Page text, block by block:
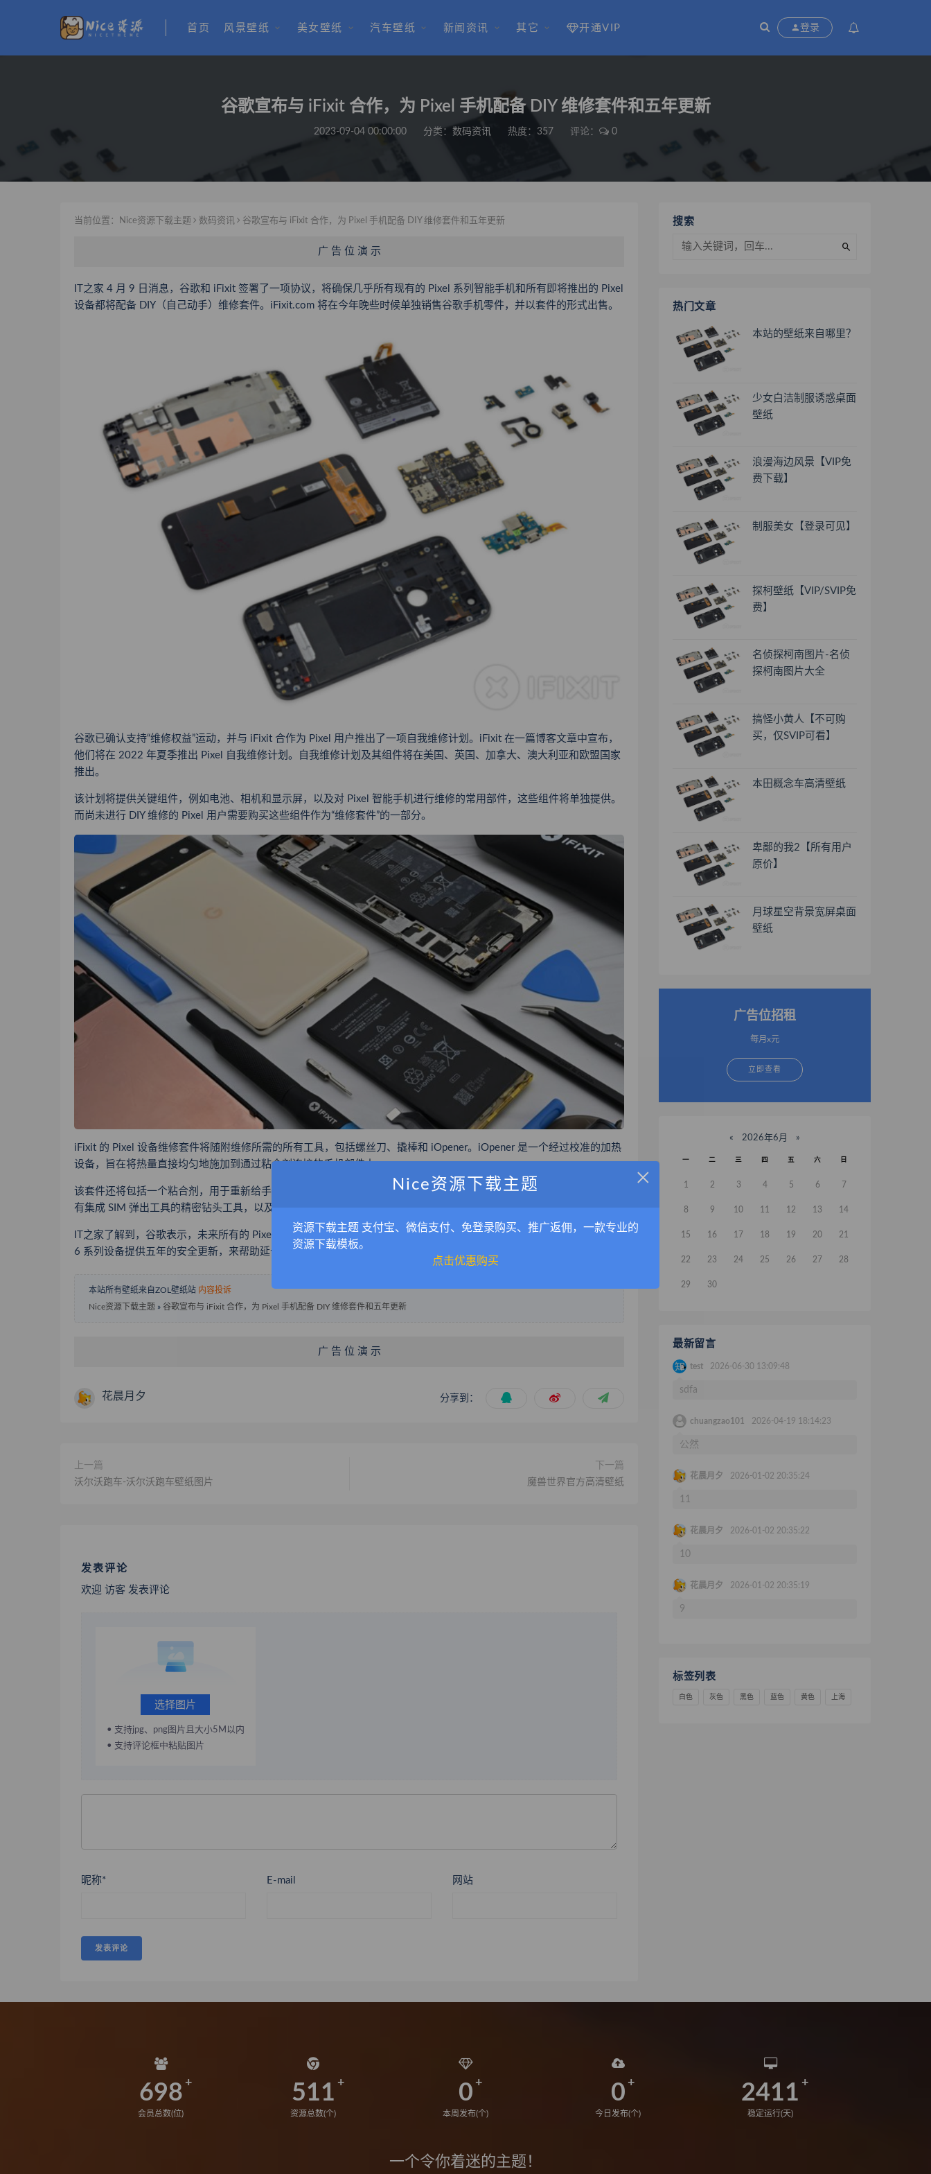
首页 风景壁纸 美女壁纸 汽车壁纸 新闻资讯 其它 开通VIP 登录
谷歌宣布与 iFixit 合作，为 Pixel 手机配备 DIY 维修套件和五年更新
2023-09-04 00:00:00 分类： 数码资讯 热度：357 评论： 0
当前位置： Nice资源下载主题 数码资讯 谷歌宣布与 iFixit 合作，为 Pixel 手机配备 DIY 维修套件和五年更新
广 告 位 演 示
IT之家 4 月 9 日消息，谷歌和 iFixit 签署了一项协议，将确保几乎所有现有的 Pixel 系列智能手机和所有即将推出的 Pixel
设备都将配备 DIY（自己动手）维修套件。iFixit.com 将在今年晚些时候单独销售谷歌手机零件，并以套件的形式出售。
谷歌已确认支持“维修权益”运动，并与 iFixit 合作为 Pixel 用户推出了一项自我维修计划。iFixit 在一篇博客文章中宣布，
他们将在 2022 年夏季推出 Pixel 自我维修计划。自我维修计划及其组件将在美国、英国、加拿大、澳大利亚和欧盟国家
推出。
该计划将提供关键组件，例如电池、相机和显示屏，以及对 Pixel 智能手机进行维修的常用部件，这些组件将单独提供。
而尚未进行 DIY 维修的 Pixel 用户需要购买这些组件作为“维修套件”的一部分。
iFixit 的 Pixel 设备维修套件将随附维修所需的所有工具，包括螺丝刀、撬棒和 iOpener。iOpener 是一个经过校准的加热
设备，旨在将热量直接均匀地施加到通过粘合剂连接的手机部件上。
该套件还将包括一个粘合剂，用于重新给手机添加防水，还有一套六个三角撬片、iFixit 打开工具、吸盘、斜角镊子、带
有集成 SIM 弹出工具的精密钻头工具，以及为特定型号设计的 4 毫米精密钻头。
IT之家了解到，谷歌表示， 未来所有的 Pixel 系列智能手机都将自动包含在自我维修计划中。此外，谷歌还为最新的 Pixel
6 系列设备提供五年的安全更新，来帮助延长 Pixel 智能手机的使用寿命。
本站所有壁纸来自ZOL壁纸站 内容投诉
Nice资源下载主题 » 谷歌宣布与 iFixit 合作，为 Pixel 手机配备 DIY 维修套件和五年更新
广 告 位 演 示
花晨月夕 分享到：
上一篇
沃尔沃跑车-沃尔沃跑车壁纸图片
下一篇
魔兽世界官方高清壁纸
发表评论
欢迎 访客 发表评论
选择图片
• 支持jpg、png图片且大小5M以内
• 支持评论框中粘贴图片
昵称* E-mail 网站
搜索
热门文章
本站的壁纸来自哪里？
少女白洁制服诱惑桌面
壁纸
浪漫海边风景【VIP免
费下载】
制服美女【登录可见】
探柯壁纸【VIP/SVIP免
费】
名侦探柯南图片-名侦
探柯南图片大全
搞怪小黄人【不可购
买，仅SVIP可看】
本田概念车高清壁纸
卑鄙的我2【所有用户
原价】
月球星空背景宽屏桌面
壁纸
广告位招租
每月x元
立即查看
« 2026年6月 »
一 二 三 四 五 六 日
1 2 3 4 5 6 7
8 9 10 11 12 13 14
15 16 17 18 19 20 21
22 23 24 25 26 27 28
29 30
最新留言
test 2026-06-30 13:09:48
sdfa
chuangzao101 2026-04-19 18:14:23
公然
花晨月夕 2026-01-02 20:35:24
11
花晨月夕 2026-01-02 20:35:22
10
花晨月夕 2026-01-02 20:35:19
9
标签列表
白色 灰色 黑色 蓝色 黄色 上海
698
会员总数(位)
511
资源总数(个)
0
本周发布(个)
0
今日发布(个)
2411
稳定运行(天)
一个令你着迷的主题！
×
Nice资源下载主题
资源下载主题 支付宝、微信支付、免登录购买、推广返佣，一款专业的
资源下载模板。
点击优惠购买